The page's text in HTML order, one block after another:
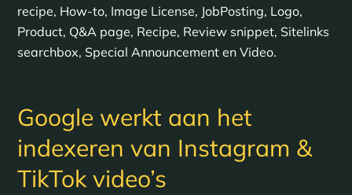
recipe, How-to, Image License, JobPosting, Logo,
Product, Q&A page, Recipe, Review snippet, Sitelinks
searchbox, Special Announcement en Video.
Google werkt aan het
indexeren van Instagram &
TikTok video’s